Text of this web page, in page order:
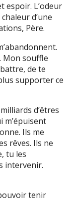
espoir. L’odeur
d’une
Père.
Mon souffle
de te
supporter ce
d’êtres
m’épuisent
Ils me
rêves. Ils ne
tu les
intervenir.
tenir